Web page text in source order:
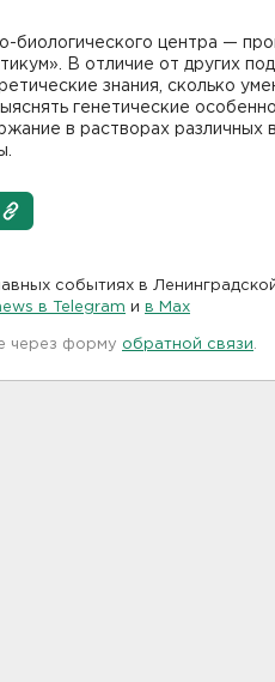
биологического центра —
В отличие от других
знания, сколько
генетические
в растворах различных
событиях в
в Telegram и в Maх
через форму обратной связи